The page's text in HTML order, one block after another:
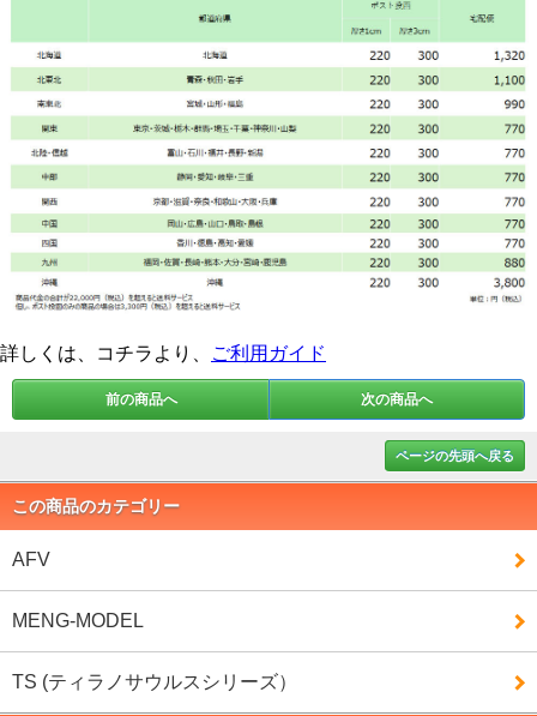
詳しくは、コチラより、 ご利用ガイド
前の商品へ 次の商品へ
ページの先頭へ戻る
この商品のカテゴリー
AFV
MENG-MODEL
TS (ティラノサウルスシリーズ）